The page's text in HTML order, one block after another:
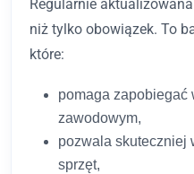
Regularnie
niż tylko obowiązek. To
które:
pomaga zapobiegać
zawodowym,
pozwala skuteczniej
sprzęt,